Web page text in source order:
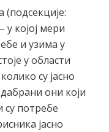
(подсекције:
у којој мери
и узима у
у области
су јасно
они који
су потребе
јасно